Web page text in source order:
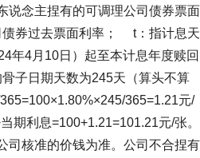
说念主捏有的可调理公司债券票面
券过去票面利率； t：指计息天
年4月10日）起至本计息年度赎回
子日期天数为245天（算头不算
365=1.21元/
利息=100+1.21=101.21元/张。
核准的价钱为准。公司不合捏有